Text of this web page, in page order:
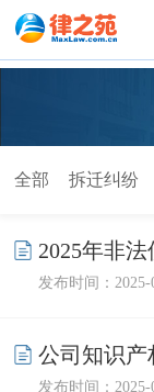
全部 拆迁纠纷
2025年非
处罚？
发布时间：2025-
公司知识产
发布时间：2025-